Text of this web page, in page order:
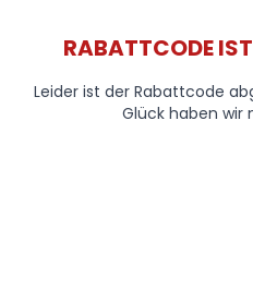
RABATTCODE
Leider ist der Rabattcode
Glück haben wir